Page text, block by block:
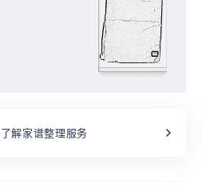
解家谱整理服务